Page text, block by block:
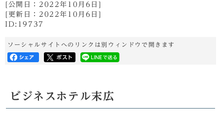
[公開日： 2022年10月6日 ]
[更新日： 2022年10月6日 ]
ID:19737
ソーシャルサイトへのリンクは別ウィンドウで開きます
ビジネスホテル末広